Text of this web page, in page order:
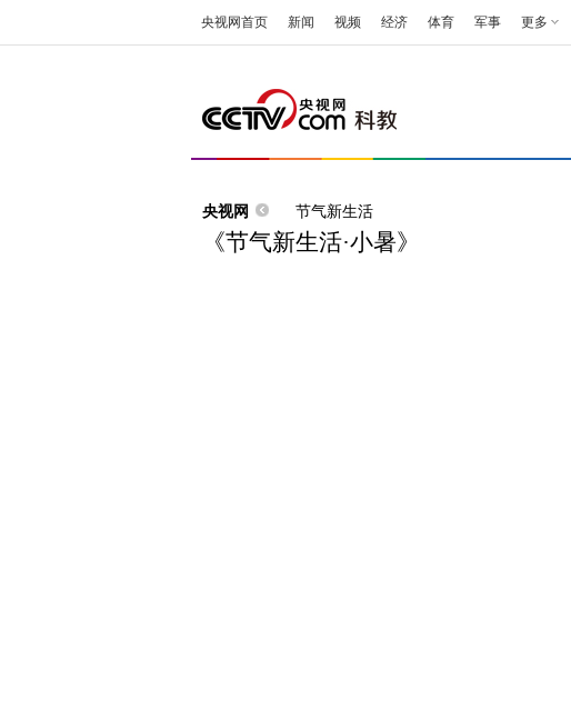
央视网首页 新闻 视频 经济 体育 军事 更多
央视网 节气新生活
《节气新生活·小暑》